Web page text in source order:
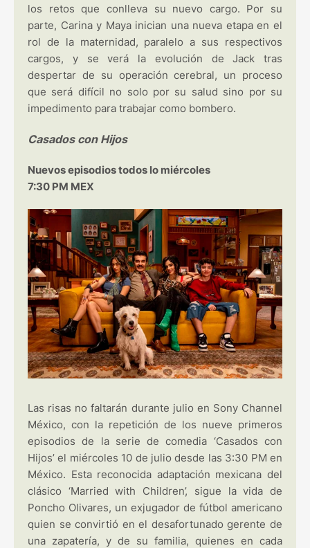
los retos que conlleva su nuevo cargo. Por su
parte, Carina y Maya inician una nueva etapa en el
rol de la maternidad, paralelo a sus respectivos
cargos, y se verá la evolución de Jack tras
despertar de su operación cerebral, un proceso
que será difícil no solo por su salud sino por su
impedimento para trabajar como bombero.
Casados con Hijos
Nuevos episodios todos lo miércoles
7:30 PM MEX
Las risas no faltarán durante julio en Sony Channel
México, con la repetición de los nueve primeros
episodios de la serie de comedia ‘Casados con
Hijos’ el miércoles 10 de julio desde las 3:30 PM en
México. Esta reconocida adaptación mexicana del
clásico ‘Married with Children’, sigue la vida de
Poncho Olivares, un exjugador de fútbol americano
quien se convirtió en el desafortunado gerente de
una zapatería, y de su familia, quienes en cada